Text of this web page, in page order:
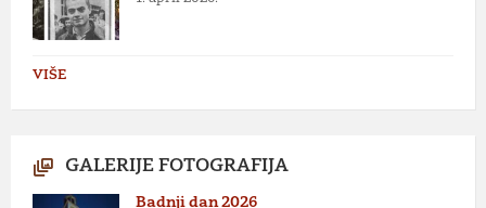
VIŠE
GALERIJE FOTOGRAFIJA
Badnji dan 2026